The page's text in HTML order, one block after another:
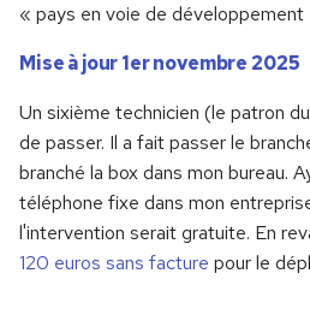
« pays en voie de développement
Mise à jour 1er novembre 2025
Un sixième technicien (le patron
de passer. Il a fait passer le
branché la box dans mon bureau.
téléphone fixe dans mon
l'intervention serait gratuite. En
120 euros sans facture pour le